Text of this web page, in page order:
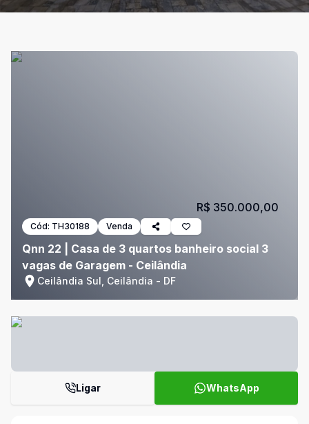
Cód: TH30188 Venda
Qnn 22 | Casa de 3 quartos banheiro social 3
vagas de Garagem - Ceilândia
Ceilândia Sul, Ceilândia - DF
R$ 350.000,00
Ligar WhatsApp